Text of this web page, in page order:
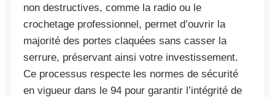
non destructives, comme la radio ou le
crochetage professionnel, permet d’ouvrir la
majorité des portes claquées sans casser la
serrure, préservant ainsi votre investissement.
Ce processus respecte les normes de sécurité
en vigueur dans le 94 pour garantir l’intégrité de